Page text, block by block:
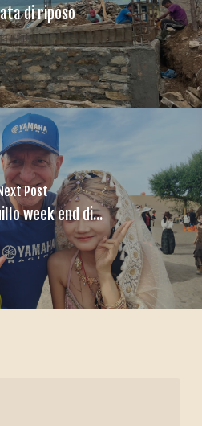
di riposo
Post
week end di...